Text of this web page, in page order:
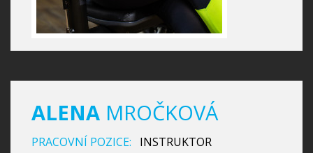
ALENA MROČKOVÁ
PRACOVNÍ POZICE:
INSTRUKTOR